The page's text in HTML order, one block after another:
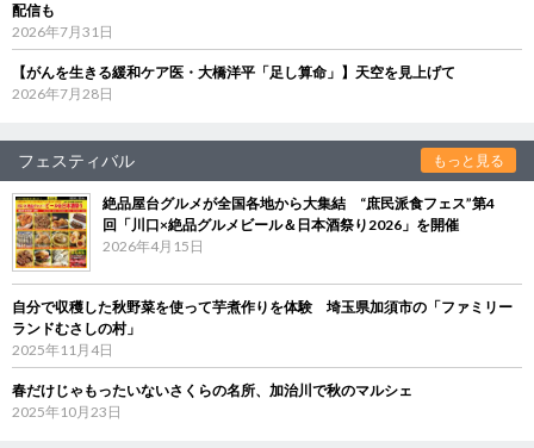
配信も
2026年7月31日
【がんを生きる緩和ケア医・大橋洋平「足し算命」】天空を見上げて
2026年7月28日
フェスティバル もっと見る
絶品屋台グルメが全国各地から大集結 “庶民派食フェス”第4
回「川口×絶品グルメビール＆日本酒祭り2026」を開催
2026年4月15日
自分で収穫した秋野菜を使って芋煮作りを体験 埼玉県加須市の「ファミリー
ランドむさしの村」
2025年11月4日
春だけじゃもったいないさくらの名所、加治川で秋のマルシェ
2025年10月23日